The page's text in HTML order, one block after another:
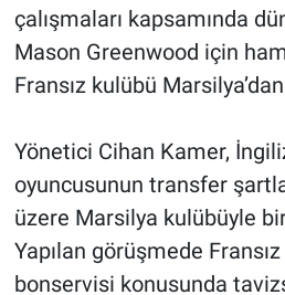
çalışmaları kapsamında
Mason Greenwood için
Fransız kulübü
Yönetici Cihan Kamer,
oyuncusunun transfer
üzere Marsilya kulübüyle
Yapılan görüşmede
bonservisi konusunda